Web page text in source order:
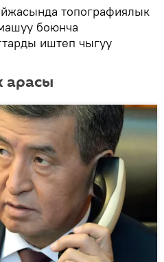
топографиялык
боюнча
иштеп чыгуу
арасы